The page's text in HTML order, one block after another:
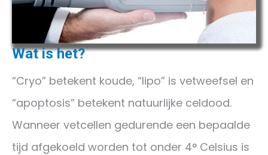
Wat is het?
“Cryo” betekent koude, “lipo” is vetweefsel en
“apoptosis” betekent natuurlijke celdood.
Wanneer vetcellen gedurende een bepaalde
tijd afgekoeld worden tot onder 4° Celsius is